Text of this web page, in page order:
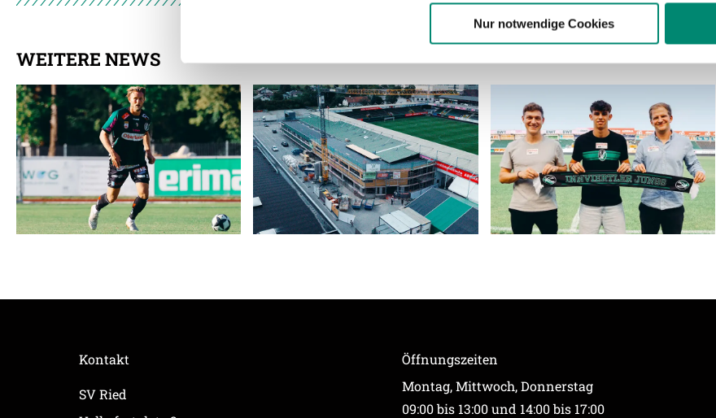
Nur notwendige Cookies
WEITERE NEWS
Kontakt
SV Ried
Öffnungszeiten
Montag, Mittwoch, Donnerstag
09:00 bis 13:00 und 14:00 bis 17:00